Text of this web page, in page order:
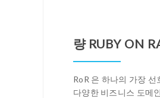
량 RUBY ON
RoR 은 하나의 가장
다양한 비즈니스 도메